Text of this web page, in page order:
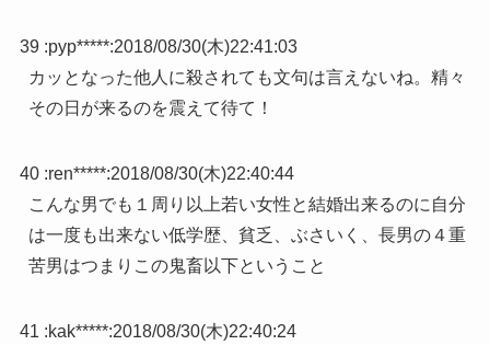
39 :pyp*****:2018/08/30(木)22:41:03
カッとなった他人に殺されても文句は言えないね。精々
その日が来るのを震えて待て！
40 :ren*****:2018/08/30(木)22:40:44
こんな男でも１周り以上若い女性と結婚出来るのに自分
は一度も出来ない低学歴、貧乏、ぶさいく、長男の４重
苦男はつまりこの鬼畜以下ということ
41 :kak*****:2018/08/30(木)22:40:24